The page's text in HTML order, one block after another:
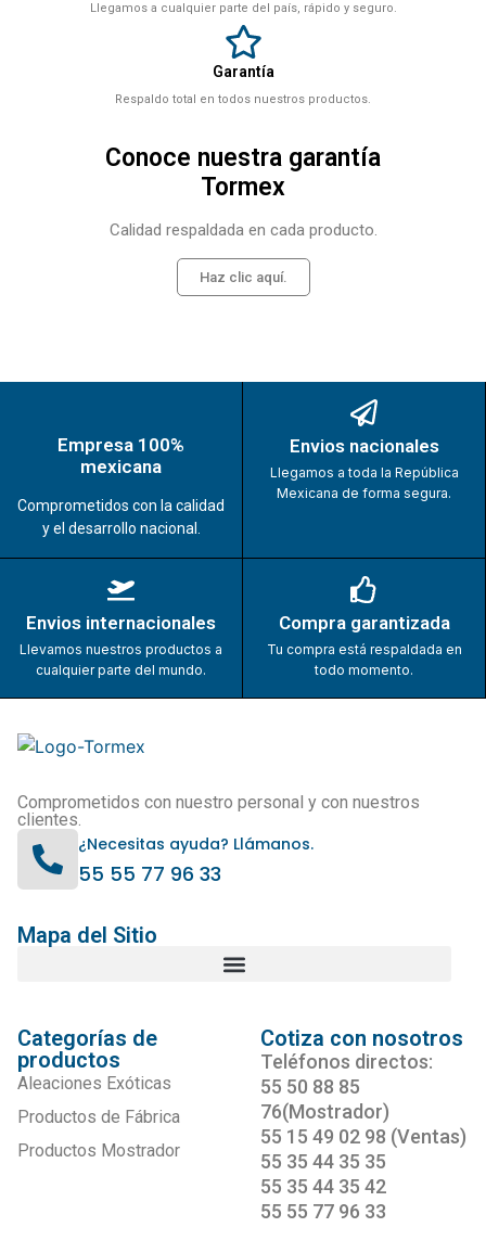
Llegamos a cualquier parte del país, rápido y seguro.
Garantía
Respaldo total en todos nuestros productos.
Conoce nuestra garantía
Tormex
Calidad respaldada en cada producto.
Haz clic aquí.
Empresa 100%
mexicana
Comprometidos con la calidad
y el desarrollo nacional.
Envios nacionales
Llegamos a toda la República
Mexicana de forma segura.
Envios internacionales
Llevamos nuestros productos a
cualquier parte del mundo.
Compra garantizada
Tu compra está respaldada en
todo momento.
Comprometidos con nuestro personal y con nuestros
clientes.
¿Necesitas ayuda? Llámanos.
55 55 77 96 33
Mapa del Sitio
Categorías de
productos
Aleaciones Exóticas
Productos de Fábrica
Productos Mostrador
Cotiza con nosotros
Teléfonos directos:
55 50 88 85
76(Mostrador)
55 15 49 02 98 (Ventas)
55 35 44 35 35
55 35 44 35 42
55 55 77 96 33